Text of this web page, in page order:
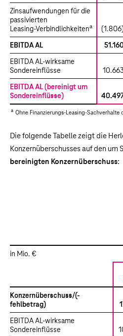
Zinsaufwendungen für die
passivierten
Leasing-Verbindlichkeitena
EBITDA AL
EBITDA AL-wirksame
Sondereinflüsse
EBITDA AL (bereinigt um
Sondereinflüsse)
a Ohne Finanzierungs-Leasing-Sachverhalte
Die folgende Tabelle zeigt die
Konzernüberschusses auf den um
bereinigten Konzernüberschuss:
in Mio. €
Konzernüberschuss/(-
fehlbetrag)
EBITDA AL-wirksame
Sondereinflüsse